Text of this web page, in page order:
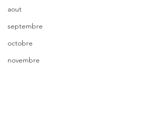
aout
septembre
octobre
novembre